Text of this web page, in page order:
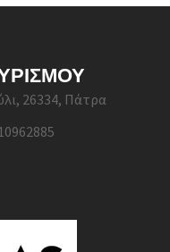
26334, Πάτρα